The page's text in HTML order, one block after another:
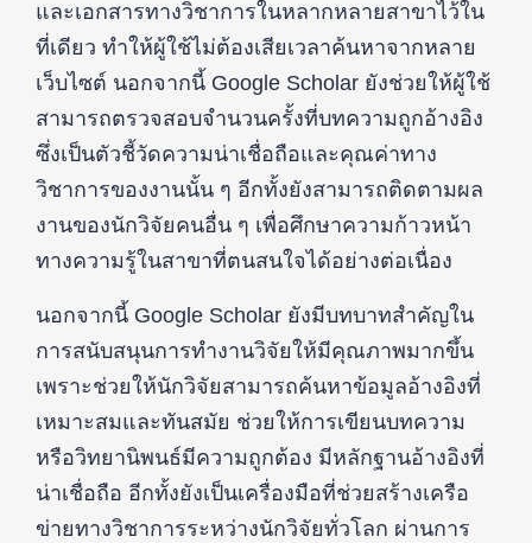
และเอกสารทางวิชาการในหลากหลายสาขาไว้ใน
ที่เดียว ทำให้ผู้ใช้ไม่ต้องเสียเวลาค้นหาจากหลาย
เว็บไซต์ นอกจากนี้ Google Scholar ยังช่วยให้ผู้ใช้
สามารถตรวจสอบจำนวนครั้งที่บทความถูกอ้างอิง
ซึ่งเป็นตัวชี้วัดความน่าเชื่อถือและคุณค่าทาง
วิชาการของงานนั้น ๆ อีกทั้งยังสามารถติดตามผล
งานของนักวิจัยคนอื่น ๆ เพื่อศึกษาความก้าวหน้า
ทางความรู้ในสาขาที่ตนสนใจได้อย่างต่อเนื่อง
นอกจากนี้ Google Scholar ยังมีบทบาทสำคัญใน
การสนับสนุนการทำงานวิจัยให้มีคุณภาพมากขึ้น
เพราะช่วยให้นักวิจัยสามารถค้นหาข้อมูลอ้างอิงที่
เหมาะสมและทันสมัย ช่วยให้การเขียนบทความ
หรือวิทยานิพนธ์มีความถูกต้อง มีหลักฐานอ้างอิงที่
น่าเชื่อถือ อีกทั้งยังเป็นเครื่องมือที่ช่วยสร้างเครือ
ข่ายทางวิชาการระหว่างนักวิจัยทั่วโลก ผ่านการ